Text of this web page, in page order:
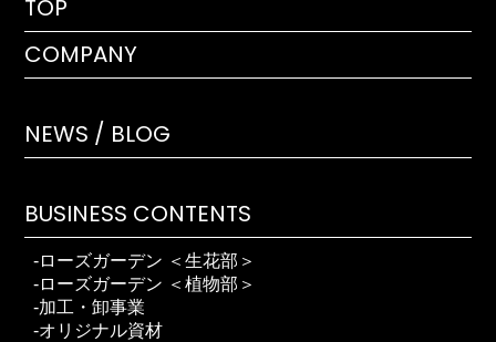
TOP
COMPANY
NEWS / BLOG
BUSINESS CONTENTS
ローズガーデン ＜生花部＞
ローズガーデン ＜植物部＞
加工・卸事業
オリジナル資材